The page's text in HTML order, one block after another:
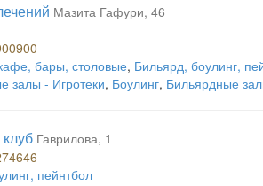
Мазита Гафури, 46
бары, столовые, Бильярд, боулинг,
залы - Игротеки, Боулинг, Бильярдные
Гаврилова, 1
пейнтбол